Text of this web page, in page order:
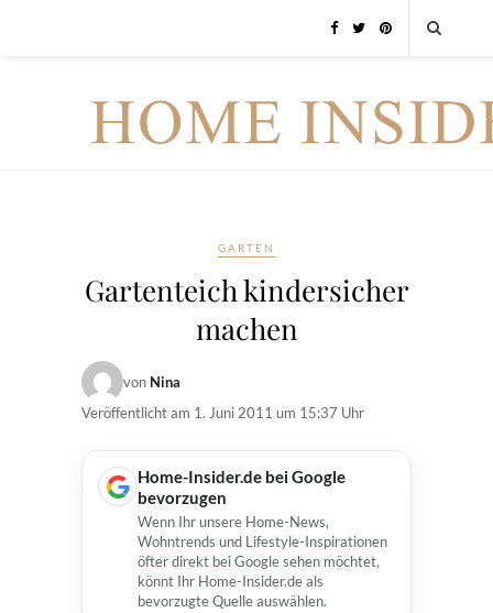
GARTEN
Gartenteich kindersicher
machen
von Nina
Veröffentlicht am 1. Juni 2011 um 15:37 Uhr
Home-Insider.de bei Google
bevorzugen
Wenn Ihr unsere Home-News,
Wohntrends und Lifestyle-Inspirationen
öfter direkt bei Google sehen möchtet,
könnt Ihr Home-Insider.de als
bevorzugte Quelle auswählen.